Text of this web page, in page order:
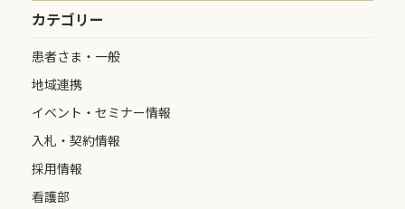
カテゴリー
患者さま・一般
地域連携
イベント・セミナー情報
入札・契約情報
採用情報
看護部